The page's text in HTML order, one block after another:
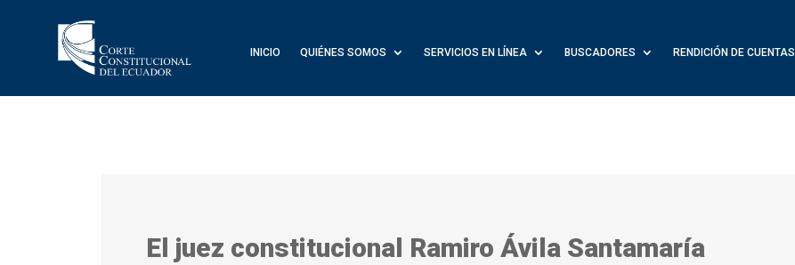
INICIO QUIÉNES SOMOS SERVICIOS EN LÍNEA BUSCADORES RENDICIÓN DE CUENTAS
El juez constitucional Ramiro Ávila Santamaría